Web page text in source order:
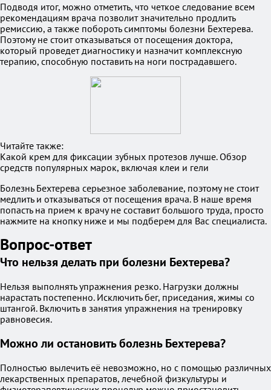
Подводя итог, можно отметить, что четкое следование всем
рекомендациям врача позволит значительно продлить
ремиссию, а также побороть симптомы болезни Бехтерева.
Поэтому не стоит отказываться от посещения доктора,
который проведет диагностику и назначит комплексную
терапию, способную поставить на ноги пострадавшего.
Читайте также:
Какой крем для фиксации зубных протезов лучше. Обзор
средств популярных марок, включая клеи и гели
Болезнь Бехтерева серьезное заболевание, поэтому не стоит
медлить и отказываться от посещения врача. В наше время
попасть на прием к врачу не составит большого труда, просто
нажмите на кнопку ниже и мы подберем для Вас специалиста.
Вопрос-ответ
Что нельзя делать при болезни Бехтерева?
Нельзя выполнять упражнения резко. Нагрузки должны
нарастать постепенно. Исключить бег, приседания, жимы со
штангой. Включить в занятия упражнения на тренировку
равновесия.
Можно ли остановить болезнь Бехтерева?
Полностью вылечить её невозможно, но с помощью различных
лекарственных препаратов, лечебной физкультуры и